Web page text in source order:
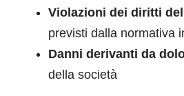
Violazioni dei diritti
previsti dalla normativa
Danni derivanti da
della società